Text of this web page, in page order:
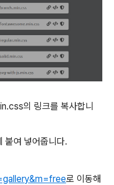
의 링크를 복사합니
붙여 넣어줍니다.
로 이동해